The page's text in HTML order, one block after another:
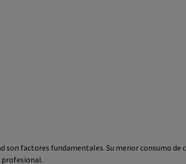
factores fundamentales. Su menor consumo de
profesional.